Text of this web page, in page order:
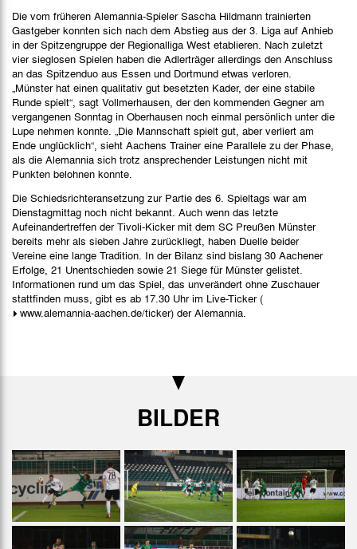
Die vom früheren Alemannia-Spieler Sascha Hildmann trainierten
Gastgeber konnten sich nach dem Abstieg aus der 3. Liga auf Anhieb
in der Spitzengruppe der Regionalliga West etablieren. Nach zuletzt
vier sieglosen Spielen haben die Adlerträger allerdings den Anschluss
an das Spitzenduo aus Essen und Dortmund etwas verloren.
„Münster hat einen qualitativ gut besetzten Kader, der eine stabile
Runde spielt“, sagt Vollmerhausen, der den kommenden Gegner am
vergangenen Sonntag in Oberhausen noch einmal persönlich unter die
Lupe nehmen konnte. „Die Mannschaft spielt gut, aber verliert am
Ende unglücklich“, sieht Aachens Trainer eine Parallele zu der Phase,
als die Alemannia sich trotz ansprechender Leistungen nicht mit
Punkten belohnen konnte.
Die Schiedsrichteransetzung zur Partie des 6. Spieltags war am
Dienstagmittag noch nicht bekannt. Auch wenn das letzte
Aufeinandertreffen der Tivoli-Kicker mit dem SC Preußen Münster
bereits mehr als sieben Jahre zurückliegt, haben Duelle beider
Vereine eine lange Tradition. In der Bilanz sind bislang 30 Aachener
Erfolge, 21 Unentschieden sowie 21 Siege für Münster gelistet.
Informationen rund um das Spiel, das unverändert ohne Zuschauer
stattfinden muss, gibt es ab 17.30 Uhr im Live-Ticker (
www.alemannia-aachen.de/ticker) der Alemannia.
BILDER